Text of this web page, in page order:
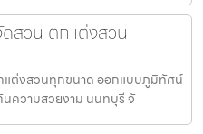
สวน ตกแต่งสวน
แต่งสวนทุกขนาด ออกแบบภูมิทัศน์
นความสวยงาม นนทบุรี จั